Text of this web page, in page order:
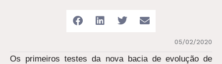
05/02/2020
Os primeiros testes da nova bacia de evolução de